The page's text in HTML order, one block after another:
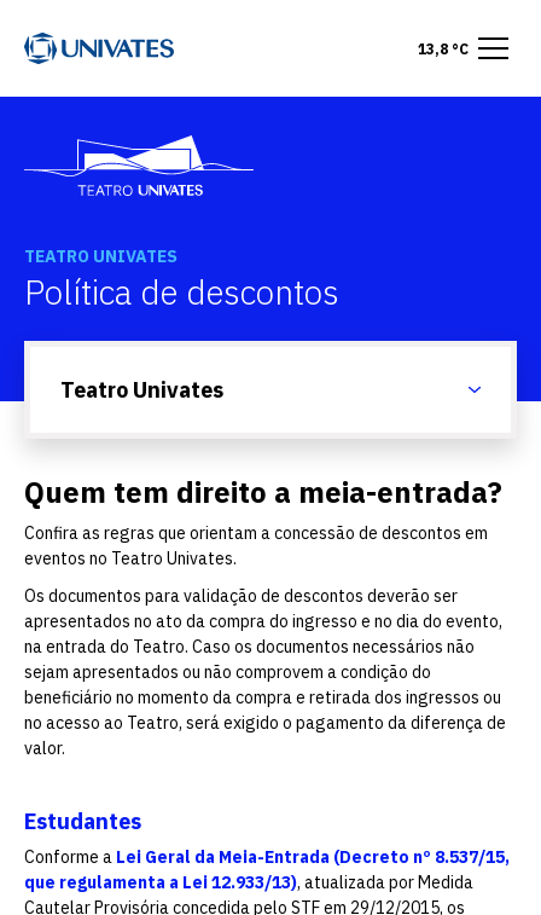
13,8 °C
TEATRO UNIVATES
Política de descontos
Quem tem direito a meia-entrada?
Confira as regras que orientam a concessão de descontos em
eventos no Teatro Univates.
Os documentos para validação de descontos deverão ser
apresentados no ato da compra do ingresso e no dia do evento,
na entrada do Teatro. Caso os documentos necessários não
sejam apresentados ou não comprovem a condição do
beneficiário no momento da compra e retirada dos ingressos ou
no acesso ao Teatro, será exigido o pagamento da diferença de
valor.
Estudantes
Conforme a Lei Geral da Meia-Entrada (Decreto nº 8.537/15,
que regulamenta a Lei 12.933/13), atualizada por Medida
Cautelar Provisória concedida pelo STF em 29/12/2015, os
Teatro Univates